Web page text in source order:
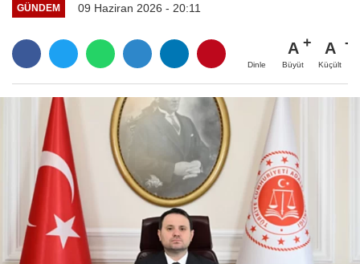
GÜNDEM 09 Haziran 2026 - 20:11
Dinle
A
Büyüt
A
Küçült